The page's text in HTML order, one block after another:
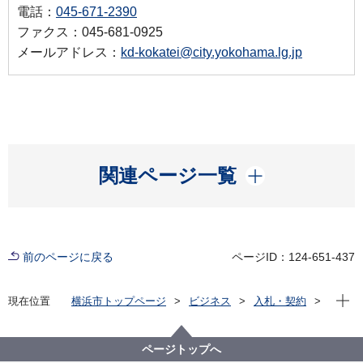
電話： 045-671-2390
ファクス：045-681-0925
メールアドレス： kd-kokatei@city.yokohama.lg.jp
関連ページ一覧
開く
前のページに戻る ページID：124-651-437
現在位置 横浜市トップページ ビジネス
入札・契約
【契約結果公表】令和６年度 ひとり親家庭思春期・
接続期支援事業（子への学習支援）における成果連動
現在
ページトップへ